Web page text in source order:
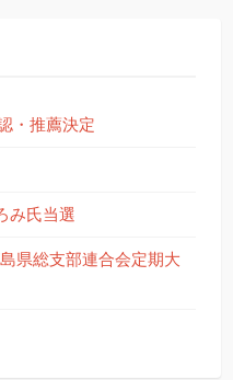
・推薦決定
み氏当選
県総支部連合会定期大